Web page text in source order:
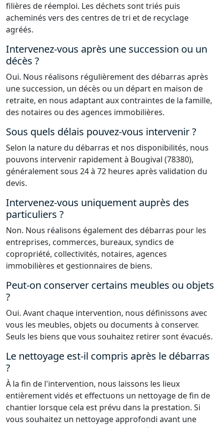
filières de réemploi. Les déchets sont triés puis
acheminés vers des centres de tri et de recyclage
agréés.
Intervenez-vous après une succession ou un
décès ?
Oui. Nous réalisons régulièrement des débarras après
une succession, un décès ou un départ en maison de
retraite, en nous adaptant aux contraintes de la famille,
des notaires ou des agences immobilières.
Sous quels délais pouvez-vous intervenir ?
Selon la nature du débarras et nos disponibilités, nous
pouvons intervenir rapidement à Bougival (78380),
généralement sous 24 à 72 heures après validation du
devis.
Intervenez-vous uniquement auprès des
particuliers ?
Non. Nous réalisons également des débarras pour les
entreprises, commerces, bureaux, syndics de
copropriété, collectivités, notaires, agences
immobilières et gestionnaires de biens.
Peut-on conserver certains meubles ou objets
?
Oui. Avant chaque intervention, nous définissons avec
vous les meubles, objets ou documents à conserver.
Seuls les biens que vous souhaitez retirer sont évacués.
Le nettoyage est-il compris après le débarras
?
À la fin de l'intervention, nous laissons les lieux
entièrement vidés et effectuons un nettoyage de fin de
chantier lorsque cela est prévu dans la prestation. Si
vous souhaitez un nettoyage approfondi avant une